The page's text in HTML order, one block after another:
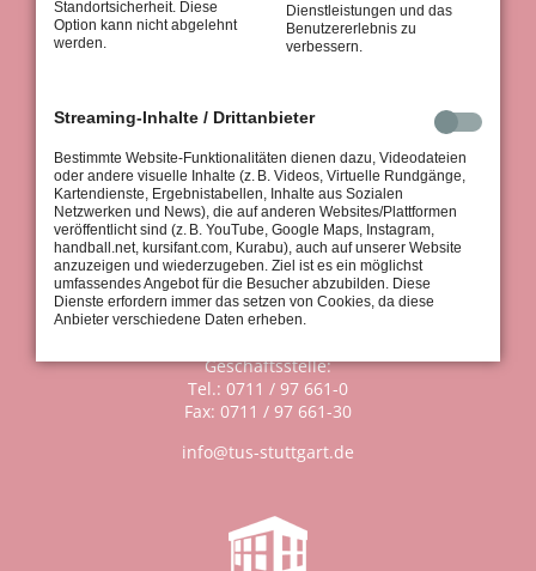
tus Stuttgart 1867 e.V.
Königsträßle 37
70597 Stuttgart
Geschäftsstelle:
Tel.: 0711 / 97 661-0
Fax: 0711 / 97 661-30
info@tus-stuttgart.de
Standortsicherheit. Diese
Option kann nicht abgelehnt
werden.
Dienstleistungen und das
Benutzererlebnis zu
verbessern.
Streaming-Inhalte / Drittanbieter
Bestimmte Website-Funktionalitäten dienen dazu, Videodateien
oder andere visuelle Inhalte (z. B. Videos, Virtuelle Rundgänge,
Kartendienste, Ergebnistabellen, Inhalte aus Sozialen
Netzwerken und News), die auf anderen Websites/Plattformen
veröffentlicht sind (z. B. YouTube, Google Maps, Instagram,
handball.net, kursifant.com, Kurabu), auch auf unserer Website
anzuzeigen und wiederzugeben. Ziel ist es ein möglichst
umfassendes Angebot für die Besucher abzubilden. Diese
Dienste erfordern immer das setzen von Cookies, da diese
Anbieter verschiedene Daten erheben.